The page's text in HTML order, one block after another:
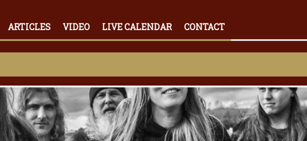
ARTICLES VIDEO LIVE CALENDAR CONTACT